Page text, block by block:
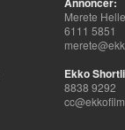
Merete
6111 5851
Ekko
8838 9292